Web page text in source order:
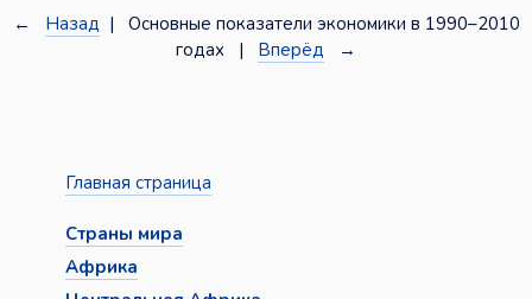
← Назад | Основные показатели экономики в 1990–2010
годах | Вперёд →
Главная страница
Страны мира
Африка